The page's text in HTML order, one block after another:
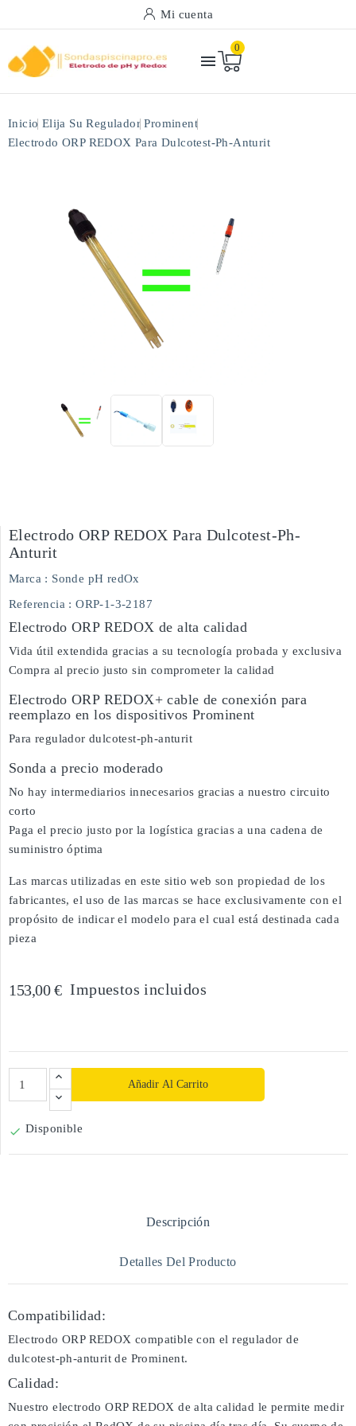
Mi cuenta

0
Inicio Elija Su Regulador Prominent
Electrodo ORP REDOX Para Dulcotest-Ph-Anturit
Electrodo ORP REDOX Para Dulcotest-Ph-
Anturit
Marca : Sonde pH redOx
Referencia : ORP-1-3-2187
Electrodo ORP REDOX de alta calidad
Vida útil extendida gracias a su tecnología probada y exclusiva
Compra al precio justo sin comprometer la calidad
Electrodo ORP REDOX+ cable de conexión para
reemplazo en los dispositivos Prominent
Para regulador dulcotest-ph-anturit
Sonda a precio moderado
No hay intermediarios innecesarios gracias a nuestro circuito
corto
Paga el precio justo por la logística gracias a una cadena de
suministro óptima
Las marcas utilizadas en este sitio web son propiedad de los
fabricantes, el uso de las marcas se hace exclusivamente con el
propósito de indicar el modelo para el cual está destinada cada
pieza
153,00 € Impuestos incluidos
Añadir Al Carrito
 Disponible
Descripción
Detalles Del Producto
Compatibilidad:
Electrodo ORP REDOX compatible con el regulador de
dulcotest-ph-anturit de Prominent.
Calidad:
Nuestro electrodo ORP REDOX de alta calidad le permite medir